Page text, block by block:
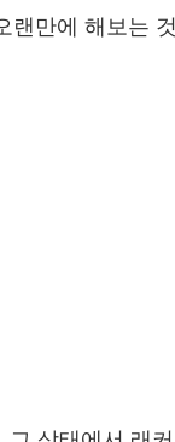
랜만에 해보는